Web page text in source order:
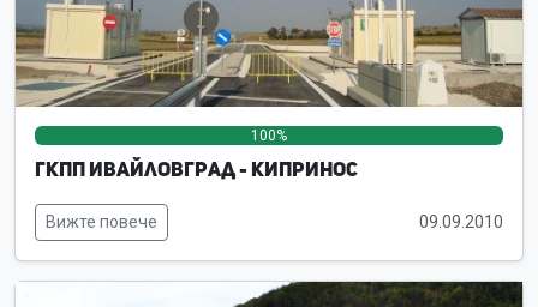
100%
ГКПП Ивайловград - Кипринос
Вижте повече 09.09.2010